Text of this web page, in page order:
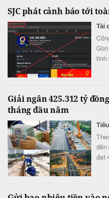
SJC phát cảnh báo tới
Tài
tình
Giải ngân 425.312 tỷ
tháng đầu năm
đến
đạt